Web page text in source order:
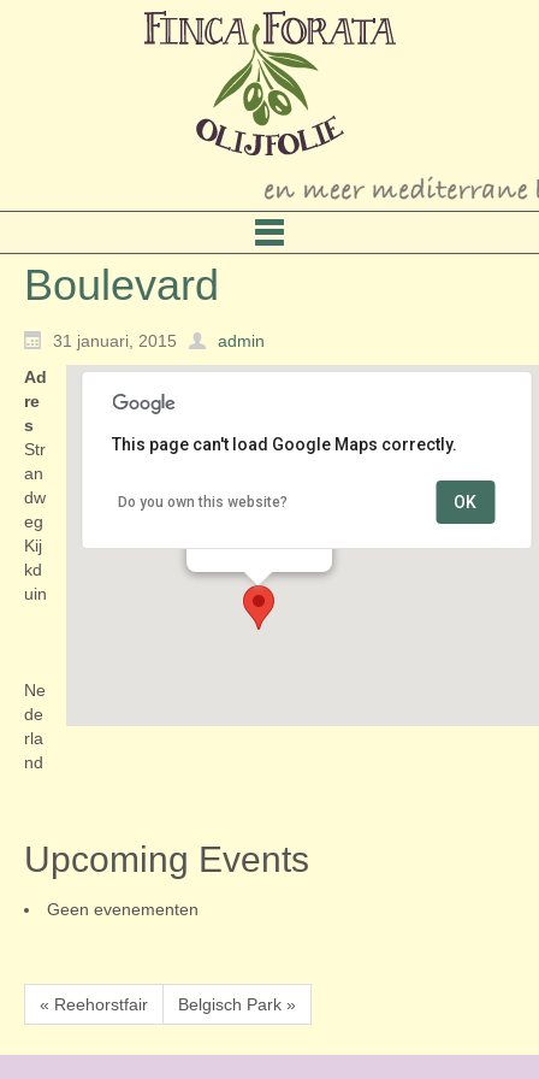
Boulevard
31 januari, 2015 admin
Boulevard
This page can't load Google Maps correctly.
Do you own this website? OK
Ad
re
s
Str
an
dw
eg
Kij
kd
uin
Ne
de
rla
nd
Upcoming Events
Geen evenementen
« Reehorstfair Belgisch Park »